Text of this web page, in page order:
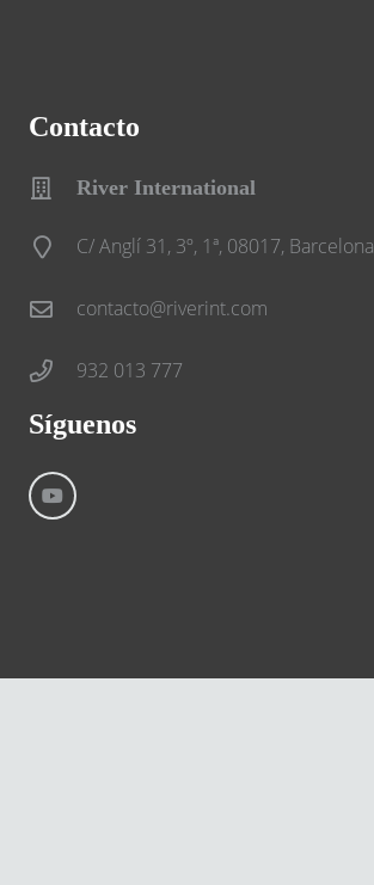
Contacto
River International
C/ Anglí 31, 3º, 1ª, 08017, Barcelona
contacto@riverint.com
932 013 777
Síguenos